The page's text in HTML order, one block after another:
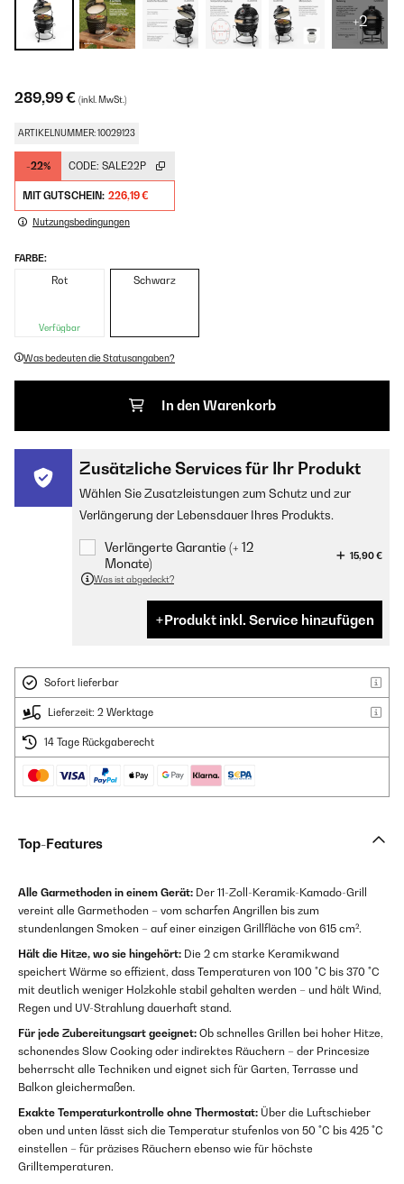
+2
289,99 € (inkl. MwSt.)
ARTIKELNUMMER: 10029123
-22% CODE: SALE22P
MIT GUTSCHEIN: 226,19 €
Nutzungsbedingungen
FARBE:
Rot
Verfügbar
Schwarz
Was bedeuten die Statusangaben?
In den Warenkorb
Zusätzliche Services für Ihr Produkt
Wählen Sie Zusatzleistungen zum Schutz und zur
Verlängerung der Lebensdauer Ihres Produkts.
Verlängerte Garantie (+ 12
Monate)
15,90 €
Was ist abgedeckt?
Produkt inkl. Service hinzufügen
Sofort lieferbar
Lieferzeit: 2 Werktage
14 Tage Rückgaberecht
Top-Features
Alle Garmethoden in einem Gerät: Der 11-Zoll-Keramik-Kamado-Grill
vereint alle Garmethoden – vom scharfen Angrillen bis zum
stundenlangen Smoken – auf einer einzigen Grillfläche von 615 cm².
Hält die Hitze, wo sie hingehört: Die 2 cm starke Keramikwand
speichert Wärme so effizient, dass Temperaturen von 100 °C bis 370 °C
mit deutlich weniger Holzkohle stabil gehalten werden – und hält Wind,
Regen und UV-Strahlung dauerhaft stand.
Für jede Zubereitungsart geeignet: Ob schnelles Grillen bei hoher Hitze,
schonendes Slow Cooking oder indirektes Räuchern – der Princesize
beherrscht alle Techniken und eignet sich für Garten, Terrasse und
Balkon gleichermaßen.
Exakte Temperaturkontrolle ohne Thermostat: Über die Luftschieber
oben und unten lässt sich die Temperatur stufenlos von 50 °C bis 425 °C
einstellen – für präzises Räuchern ebenso wie für höchste
Grilltemperaturen.